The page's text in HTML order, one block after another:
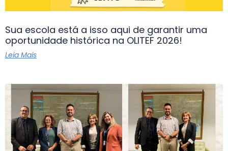
Sua escola está a isso aqui de garantir uma
oportunidade histórica na OLITEF 2026!
Leia Mais